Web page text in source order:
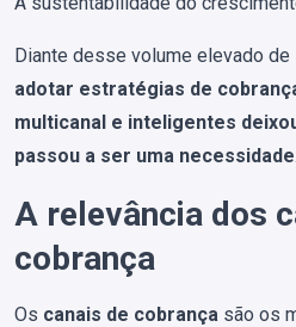
Diante desse volume elevado
adotar estratégias de
multicanal e inteligentes
passou a ser uma necessidade
A relevância dos
cobrança
Os canais de cobrança são os